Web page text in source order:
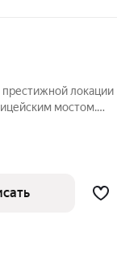
локации
мостом.
или возможность